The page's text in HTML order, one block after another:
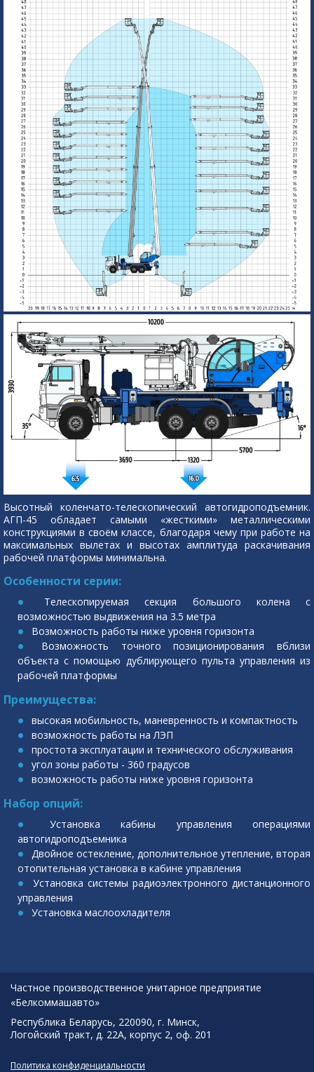
Высотный коленчато-телескопический автогидроподъемник.
АГП-45 обладает самыми «жесткими» металлическими
конструкциями в своём классе, благодаря чему при работе на
максимальных вылетах и высотах амплитуда раскачивания
рабочей платформы минимальна.
Особенности серии:
Телескопируемая секция большого колена с
возможностью выдвижения на 3.5 метра
Возможность работы ниже уровня горизонта
Возможность точного позиционирования вблизи
объекта с помощью дублирующего пульта управления из
рабочей платформы
Преимущества:
высокая мобильность, маневренность и компактность
возможность работы на ЛЭП
простота эксплуатации и технического обслуживания
угол зоны работы - 360 градусов
возможность работы ниже уровня горизонта
Набор опций:
Установка кабины управления операциями
автогидроподъемника
Двойное остекление, дополнительное утепление, вторая
отопительная установка в кабине управления
Установка системы радиоэлектронного дистанционного
управления
Установка маслоохладителя
Частное производственное унитарное предприятие
«Белкоммашавто»
Республика Беларусь, 220090, г. Минск,
Логойский тракт, д. 22А, корпус 2, оф. 201
Политика конфиденциальности